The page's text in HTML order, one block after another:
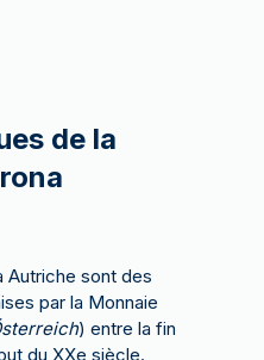
de la
Autriche sont des
par la Monnaie
) entre la fin
du XXe siècle.